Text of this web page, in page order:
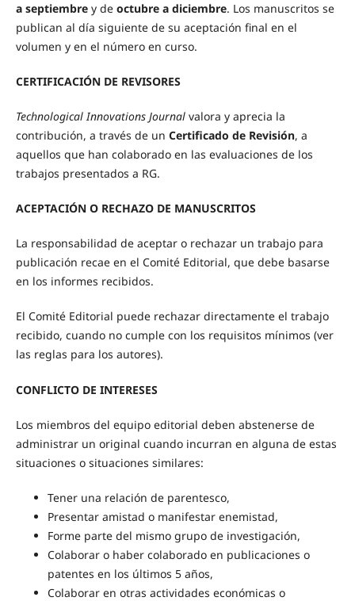
a septiembrey de octubre a diciembre. Los manuscritos se
publican al día siguiente de su aceptación final en el
volumen y en el número en curso.
CERTIFICACIÓN DE REVISORES
Technological Innovations Journalvalora y aprecia la
contribución, a través de un Certificado de Revisión, a
aquellos que han colaborado en las evaluaciones de los
trabajos presentados a RG.
ACEPTACIÓN O RECHAZO DE MANUSCRITOS
La responsabilidad de aceptar o rechazar un trabajo para
publicación recae en el Comité Editorial, que debe basarse
en los informes recibidos.
El Comité Editorial puede rechazar directamente el trabajo
recibido, cuando no cumple con los requisitos mínimos (ver
las reglas para los autores).
CONFLICTO DE INTERESES
Los miembros del equipo editorial deben abstenerse de
administrar un original cuando incurran en alguna de estas
situaciones o situaciones similares:
Tener una relación de parentesco,
Presentar amistad o manifestar enemistad,
Forme parte del mismo grupo de investigación,
Colaborar o haber colaborado en publicaciones o
patentes en los últimos 5 años,
Colaborar en otras actividades económicas o